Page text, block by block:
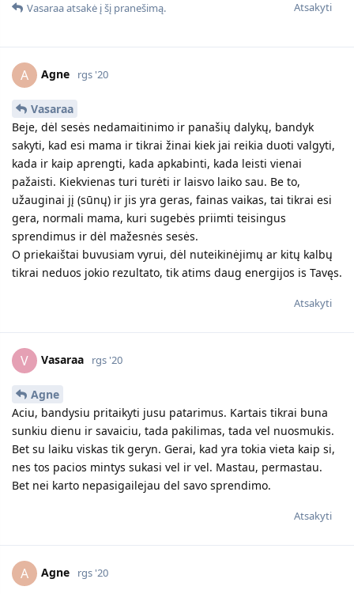
Atsakyti
Vasaraaatsakė į šį pranešimą.
A Agne rgs '20
Vasaraa
Beje, dėl sesės nedamaitinimo ir panašių dalykų, bandyk
sakyti, kad esi mama ir tikrai žinai kiek jai reikia duoti valgyti,
kada ir kaip aprengti, kada apkabinti, kada leisti vienai
pažaisti. Kiekvienas turi turėti ir laisvo laiko sau. Be to,
užauginai jį (sūnų) ir jis yra geras, fainas vaikas, tai tikrai esi
gera, normali mama, kuri sugebės priimti teisingus
sprendimus ir dėl mažesnės sesės.
O priekaištai buvusiam vyrui, dėl nuteikinėjimų ar kitų kalbų
tikrai neduos jokio rezultato, tik atims daug energijos is Tavęs.
Atsakyti
V Vasaraa rgs '20
Agne
Aciu, bandysiu pritaikyti jusu patarimus. Kartais tikrai buna
sunkiu dienu ir savaiciu, tada pakilimas, tada vel nuosmukis.
Bet su laiku viskas tik geryn. Gerai, kad yra tokia vieta kaip si,
nes tos pacios mintys sukasi vel ir vel. Mastau, permastau.
Bet nei karto nepasigailejau del savo sprendimo.
Atsakyti
A Agne rgs '20